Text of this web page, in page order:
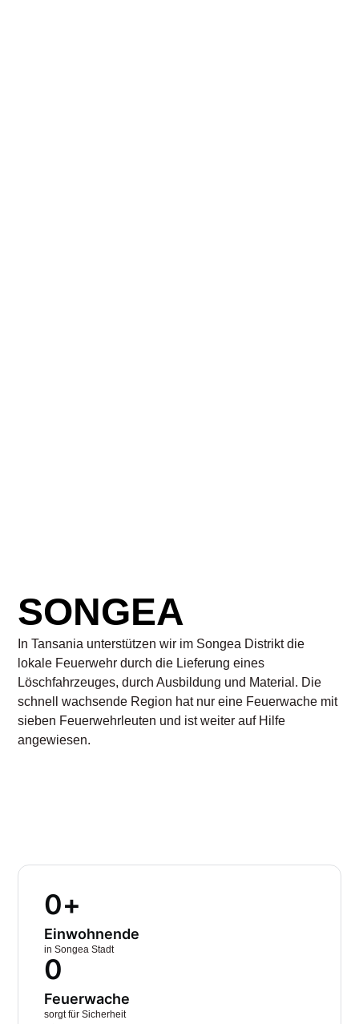
SONGEA
In Tansania unterstützen wir im Songea Distrikt die
lokale Feuerwehr durch die Lieferung eines
Löschfahrzeuges, durch Ausbildung und Material. Die
schnell wachsende Region hat nur eine Feuerwache mit
sieben Feuerwehrleuten und ist weiter auf Hilfe
angewiesen.
0+
Einwohnende
in Songea Stadt
0
Feuerwache
sorgt für Sicherheit